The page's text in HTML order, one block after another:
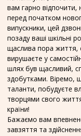
вам гарно відпочити,
перед початком
випускники, цей
позаду ваші шкільні
щаслива пора життя,
вирушаєте у
шлях був щасливий,
здобутками. Віремо,
таланти, побудуєте
творцями свого
країни!
Бажаємо вам
завзяття та